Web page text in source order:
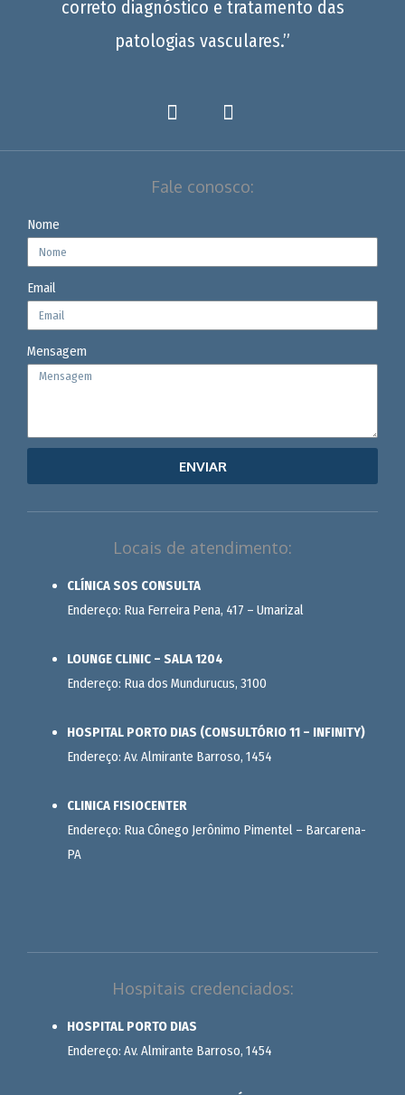
correto diagnóstico e tratamento das
patologias vasculares.”
Fale conosco:
Nome
Email
Mensagem
ENVIAR
Locais de atendimento:
CLÍNICA SOS CONSULTA
Endereço: Rua Ferreira Pena, 417 – Umarizal
LOUNGE CLINIC – SALA 1204
Endereço: Rua dos Mundurucus, 3100
HOSPITAL PORTO DIAS (CONSULTÓRIO 11 – INFINITY)
Endereço: Av. Almirante Barroso, 1454
CLINICA FISIOCENTER
Endereço: Rua Cônego Jerônimo Pimentel – Barcarena-
PA
Hospitais credenciados:
HOSPITAL PORTO DIAS
Endereço: Av. Almirante Barroso, 1454